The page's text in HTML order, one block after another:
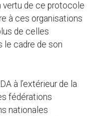
vertu de ce protocole
à ces organisations
de celles
le cadre de son
à l’extérieur de la
fédérations
nationales